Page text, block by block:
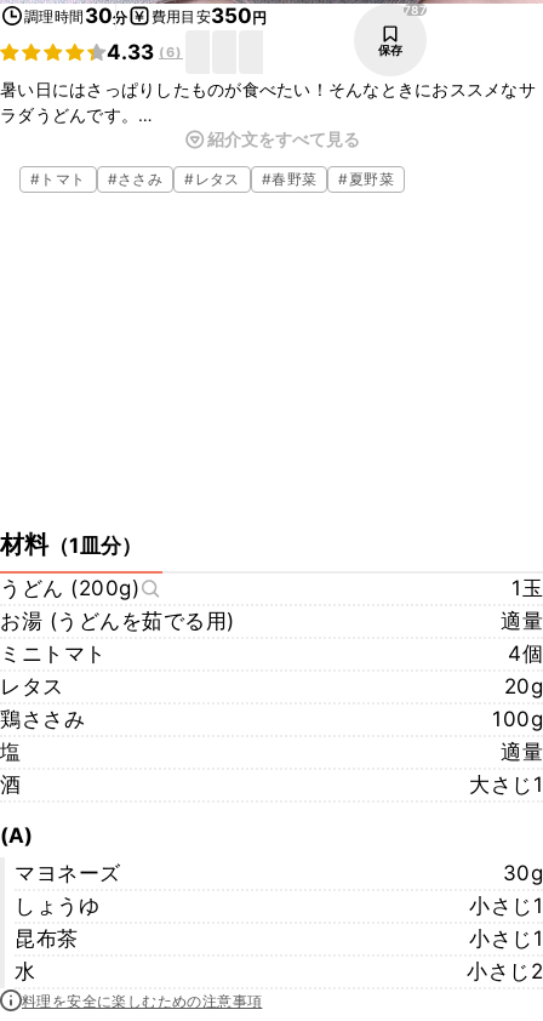
調理時間 30分 費用目安350円
4.33 (6)
787
保存
暑い日にはさっぱりしたものが食べたい！そんなときにおススメなサ
ラダうどんです。
ミニトマトやレタスで見た目の色合いも綺麗なので食欲が増します。
手の込んだ手順は無いので、比較的簡単にサッと作ることが出来ま
す。ぜひお試しください。
紹介文をすべて見る
# トマト #ささみ #レタス #春野菜 #夏野菜
材料（1皿分）
うどん (200g)
1玉
お湯 (うどんを茹でる用)
適量
ミニトマト
4個
レタス
20g
鶏ささみ
100g
塩
適量
酒
大さじ1
(A)
マヨネーズ
30g
しょうゆ
小さじ1
昆布茶
小さじ1
水
小さじ2
料理を安全に楽しむための注意事項